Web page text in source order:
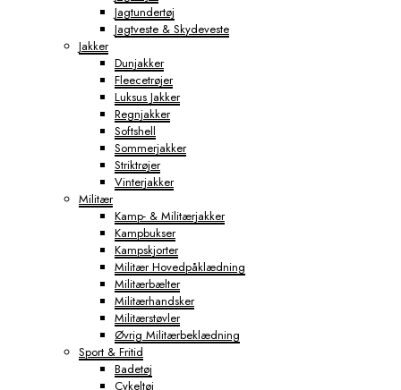
Jagtundertøj
Jagtveste & Skydeveste
Jakker
Dunjakker
Fleecetrøjer
Luksus Jakker
Regnjakker
Softshell
Sommerjakker
Striktrøjer
Vinterjakker
Militær
Kamp- & Militærjakker
Kampbukser
Kampskjorter
Militær Hovedpåklædning
Militærbælter
Militærhandsker
Militærstøvler
Øvrig Militærbeklædning
Sport & Fritid
Badetøj
Cykeltøj